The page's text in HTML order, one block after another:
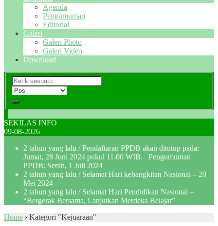
Agenda
Pengumuman
Editorial
Galeri
Galeri Photo
Galeri Video
Download
SEKILAS INFO
09-08-2026
2 tahun yang lalu / Pendaftaran PPDB akan ditutup pada:
Jumat, 28 Juni 2024 pukul 11.00 WIB. Pengumuman
PPDB: Senin, 1 Juli 2024
2 tahun yang lalu / Selamat Hari kebangkitan Nasional – 20
Mei 2024
2 tahun yang lalu / Selamat Hari Pendidikan Nasional –
“Bergerak Bersama, Lanjutkan Merdeka Belajar”
Home › Kategori "Kejuaraan"